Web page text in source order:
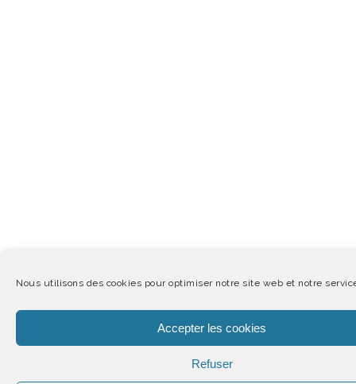
Nous utilisons des cookies pour optimiser notre site web et notre
Accepter les cookies
Refuser